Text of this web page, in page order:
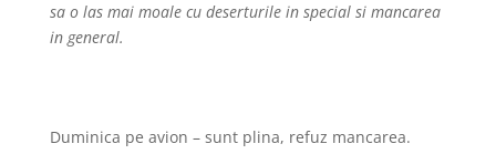
sa o las mai moale cu deserturile in special si mancarea
in general.
Duminica pe avion – sunt plina, refuz mancarea.